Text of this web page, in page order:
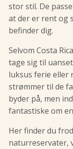
stor stil. De
at der er rent og
befinder dig.
Selvom Costa
tage sig til
luksus ferie eller
strømmer til de
byder på, men
fantastiske om
Her finder du
naturreservater,